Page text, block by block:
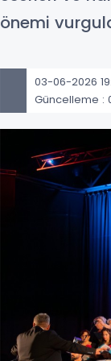
önemi
03-06-2026
Güncelleme :